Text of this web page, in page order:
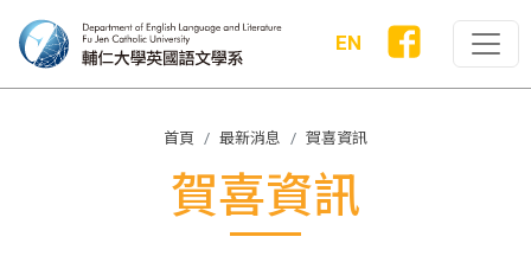
EN
首頁 最新消息 賀喜資訊
賀喜資訊